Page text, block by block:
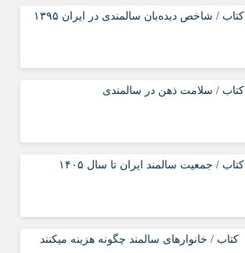
کتاب / شاخص دیده‌بان سالمندی در ایران ۱۳۹۵
کتاب / سلامت ذهن در سالمندی
کتاب / جمعیت سالمند ایران تا سال ۱۴۰۵
کتاب / خانوارهای سالمند چگونه هزینه می­کنند